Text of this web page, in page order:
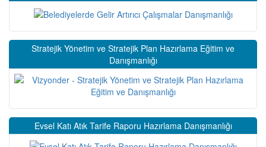
Stratejik Yönetim ve Stratejik Plan Hazırlama Eğitim ve
Danışmanlığı
Evsel Katı Atık Tarife Raporu Hazırlama Danışmanlığı